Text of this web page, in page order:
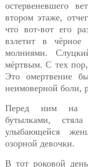
остервеневшего
втором этаже,
что вот-вот его
взлетит в чёрное
молниями.
мёртвым. С тех
Это омертвение
неимоверной боли,
Перед ним на
бутылками,
улыбающейся
озорной девочки.
В тот роковой